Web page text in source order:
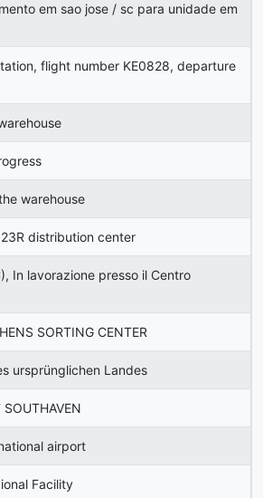
em sao jose / sc para unidade em
flight number KE0828, departure
warehouse
distribution center
In lavorazione presso il Centro
SORTING CENTER
ursprünglichen Landes
SOUTHAVEN
airport
Facility